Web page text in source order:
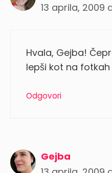
13 aprila, 2009
Hvala, Gejba!
lepši kot na fotkah
Odgovori
Gejba